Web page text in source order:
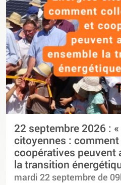
22 septembre 2026 :
citoyennes :
coopératives peuvent
la transition
mardi 22 septembre de